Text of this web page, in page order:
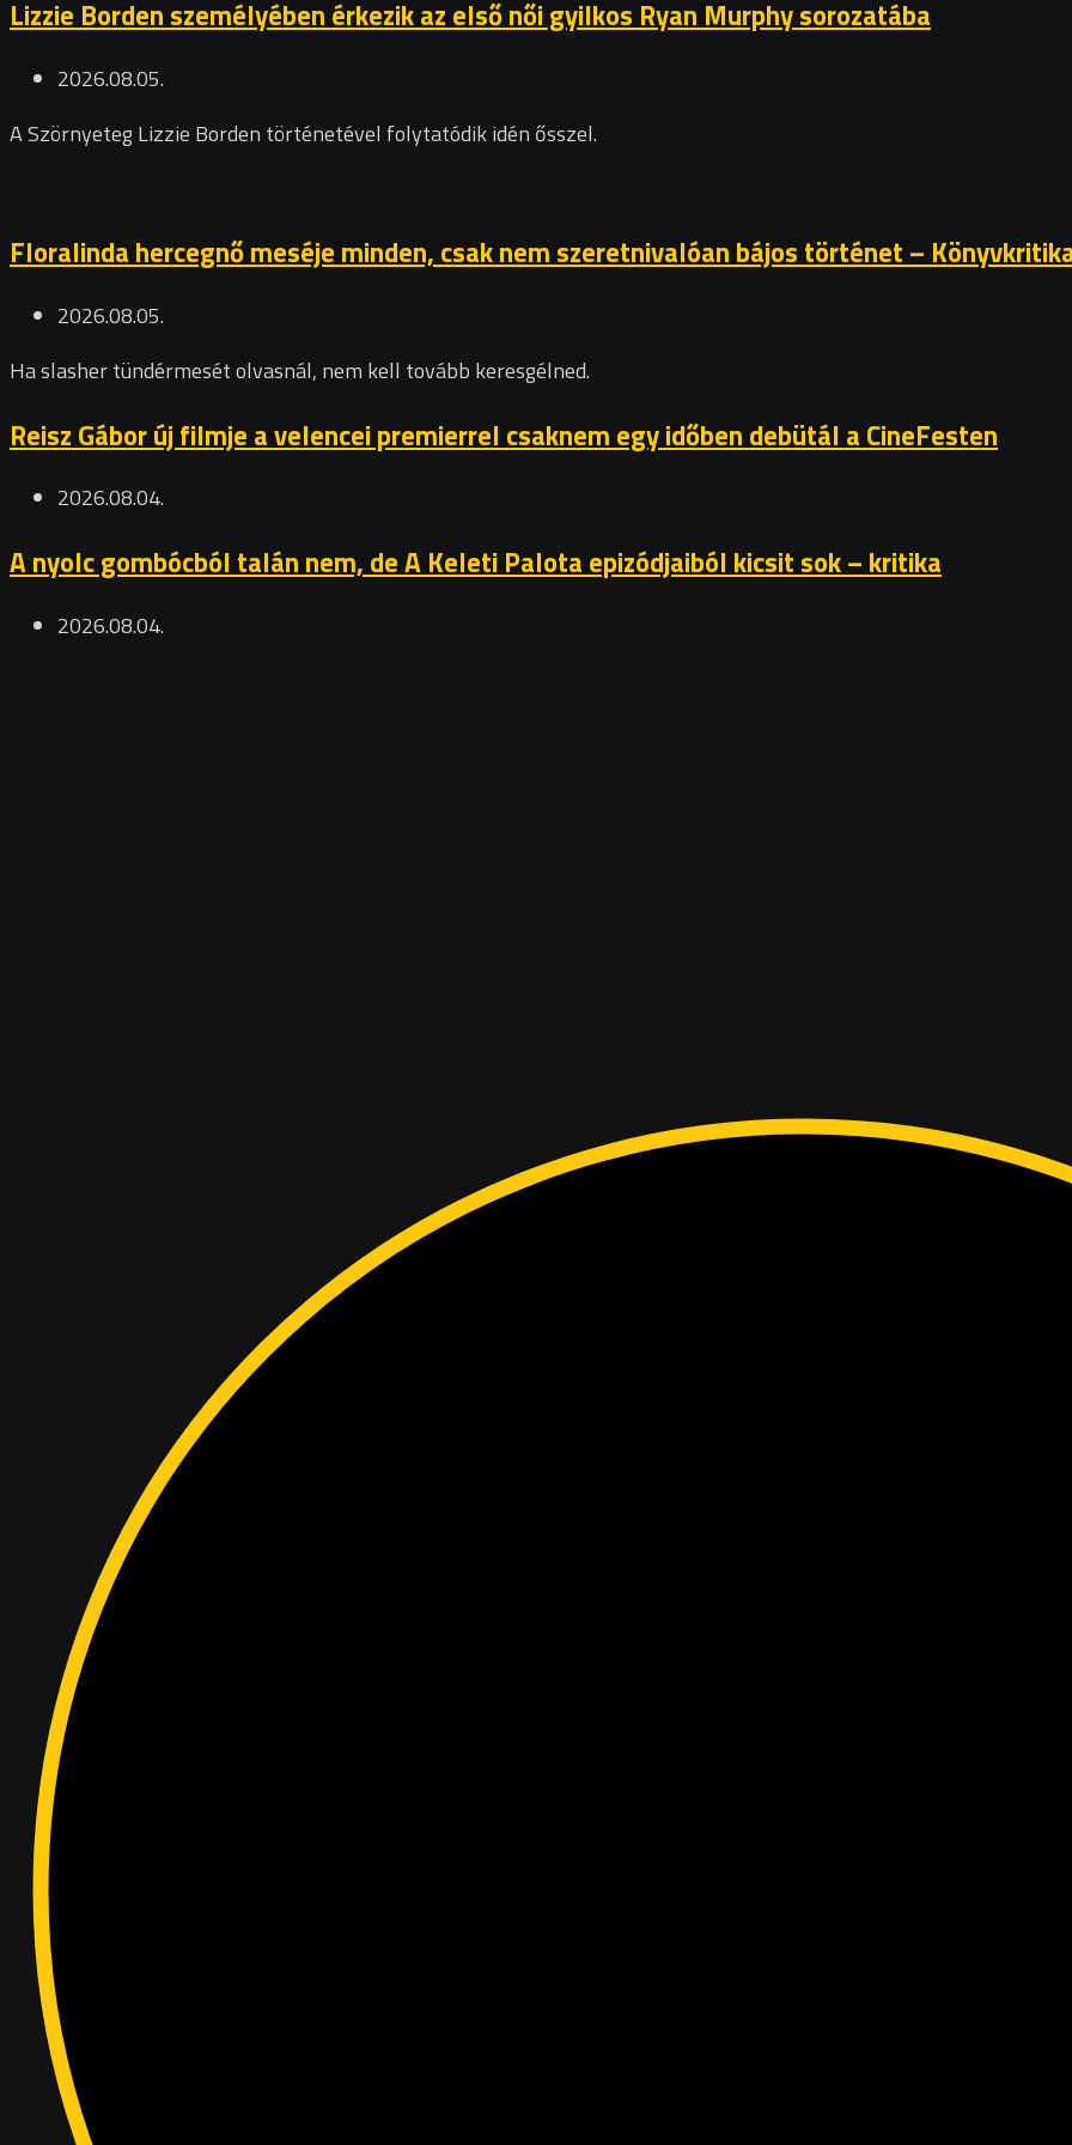
Lizzie Borden személyében érkezik az első női gyilkos Ryan Murphy sorozatába
2026.08.05.
A Szörnyeteg Lizzie Borden történetével folytatódik idén ősszel.
Floralinda hercegnő meséje minden, csak nem szeretnivalóan bájos történet –
2026.08.05.
Ha slasher tündérmesét olvasnál, nem kell tovább keresgélned.
Reisz Gábor új filmje a velencei premierrel csaknem egy időben debütál a CineFesten
2026.08.04.
A nyolc gombócból talán nem, de A Keleti Palota epizódjaiból kicsit sok – kritika
2026.08.04.